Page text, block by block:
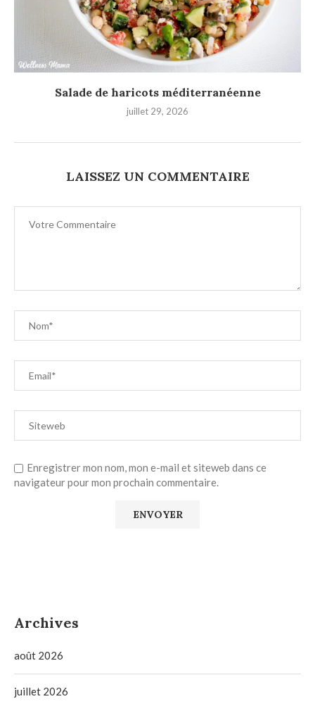
Salade de haricots méditerranéenne
juillet 29, 2026
LAISSEZ UN COMMENTAIRE
Enregistrer mon nom, mon e-mail et siteweb dans ce
navigateur pour mon prochain commentaire.
Archives
août 2026
juillet 2026